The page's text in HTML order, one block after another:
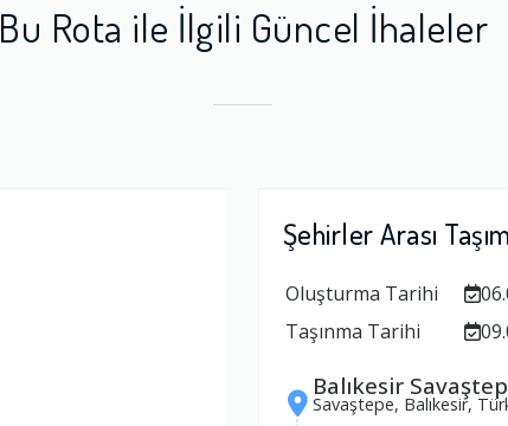
Bu Rota ile İlgili Güncel İhaleler
Şehirler Arası
Oluşturma Tarihi
Taşınma Tarihi
Balıkesir
Savaştepe, Balıkesir,